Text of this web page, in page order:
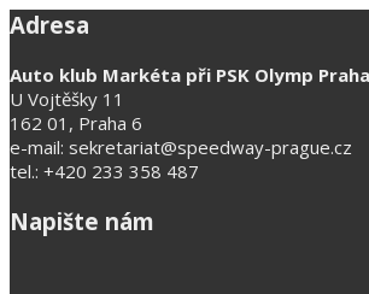
Adresa
Auto klub Markéta při PSK Olymp Praha
U Vojtěšky 11
162 01, Praha 6
e-mail: sekretariat@speedway-prague.cz
tel.: +420 233 358 487
Napište nám